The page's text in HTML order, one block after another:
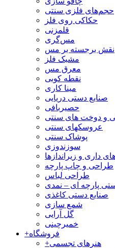
حجم‌های فلزی سنتی
حکاکی روی فلز
قلمزنی
مس‌گری
نقش برجسته بر مس
مشبک فلز
معرق مس
نقطه کوبی
مینا کاری
صنایع دستی دریایی
حصیربافی
و دوخت های سنتی
عروسکهای سنتی
پوشاک سنتی
سوزندوزی
داری و زیراندازها
طراحی و چاپ پارچه
طراحی لباس
پارچه ای – نمدی
صنایع دستی کاغذی
شمع سازی
گل آرایی
خمیرچینی
+فروشگاه
+هنرهای تجسمی